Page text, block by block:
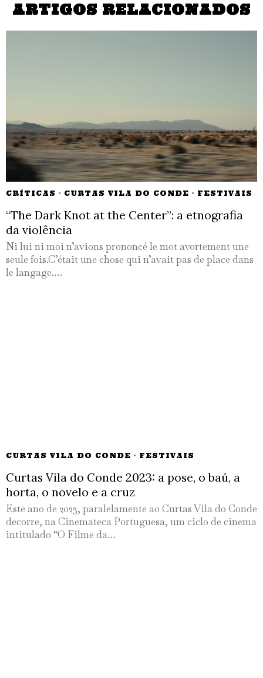
ARTIGOS RELACIONADOS
CRÍTICAS · CURTAS VILA DO CONDE · FESTIVAIS
“The Dark Knot at the Center”: a etnografia
da violência
Ni lui ni moi n’avions prononcé le mot avortement une
seule fois.C’était une chose qui n’avait pas de place dans
le langage.…
CURTAS VILA DO CONDE · FESTIVAIS
Curtas Vila do Conde 2023: a pose, o baú, a
horta, o novelo e a cruz
Este ano de 2023, paralelamente ao Curtas Vila do Conde
decorre, na Cinemateca Portuguesa, um ciclo de cinema
intitulado “O Filme da…